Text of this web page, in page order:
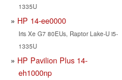
1335U
HP 14-ee0000
Iris Xe G7 80EUs, Raptor Lake-U i5-
1335U
HP Pavilion Plus 14-
eh1000np